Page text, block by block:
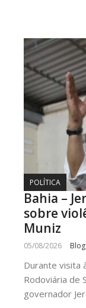
POLÍTICA
Bahia –
sobre
Muniz
05/08/2026
Durante visita
Rodoviária de
governador